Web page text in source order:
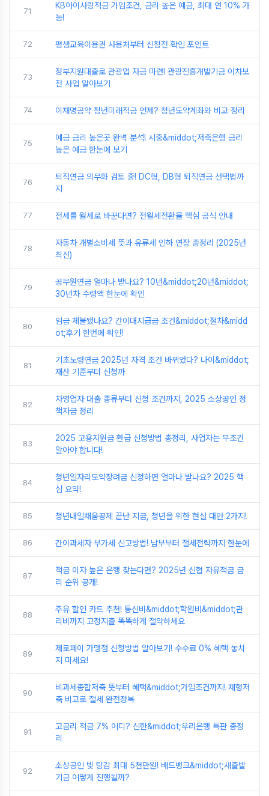
71
KB아이사랑적금 가입조건, 금리 높은 예금, 최대 연 10% 가
능!
72 평생교육이용권 사용처부터 신청전 확인 포인트
73
정부지원대출로 관광업 자금 마련! 관광진흥개발기금 이차보
전 사업 알아보기
74 이재명공약 청년미래적금 언제? 청년도약계좌와 비교 정리
75
예금 금리 높은곳 완벽 분석! 시중&middot;저축은행 금리
높은 예금 한눈에 보기
76
퇴직연금 의무화 검토 중! DC형, DB형 퇴직연금 선택법까
지
77 전세를 월세로 바꾼다면? 전월세전환율 핵심 공식 안내
78
자동차 개별소비세 뜻과 유류세 인하 연장 총정리 (2025년
최신)
79
공무원연금 얼마나 받나요? 10년&middot;20년&middot;
30년차 수령액 한눈에 확인
80
임금 체불됐나요? 간이대지급금 조건&middot;절차&midd
ot;후기 한번에 확인!
81
기초노령연금 2025년 자격 조건 바뀌었다? 나이&middot;
재산 기준부터 신청까
82
자영업자 대출 종류부터 신청 조건까지, 2025 소상공인 정
책자금 정리
83
2025 고용지원금 환급 신청방법 총정리, 사업자는 무조건
알아야 합니다!
84
청년일자리도약장려금 신청하면 얼마나 받나요? 2025 핵
심 요약!
85 청년내일채움공제 끝난 지금, 청년을 위한 현실 대안 2가지!
86 간이과세자 부가세 신고방법! 납부부터 절세전략까지 한눈에
87
적금 이자 높은 은행 찾는다면? 2025년 신협 자유적금 금
리 순위 공개!
88
주유 할인 카드 추천! 통신비&middot;학원비&middot;관
리비까지 고정지출 똑똑하게 절약하세요
89
제로페이 가맹점 신청방법 알아보기! 수수료 0% 혜택 놓치
지 마세요!
90
비과세종합저축 뜻부터 혜택&middot;가입조건까지! 재형저
축 비교로 절세 완전정복
91
고금리 적금 7% 어디? 신한&middot;우리은행 특판 총정
리
92
소상공인 빚 탕감 최대 5천만원! 배드뱅크&middot;새출발
기금 어떻게 진행될까?